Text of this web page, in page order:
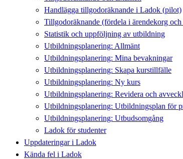
Handlägga tillgodoräknande i Ladok (pilot)
Tillgodoräknande (fördela i ärendekorg
Statistik och uppföljning av utbildning
Utbildningsplanering: Allmänt
Utbildningsplanering: Mina bevakningar
Utbildningsplanering: Skapa kurstillfälle
Utbildningsplanering: Ny kurs
Utbildningsplanering: Revidera och
Utbildningsplanering: Utbildningsplan för
Utbildningsplanering: Utbudsomgång
Ladok för studenter
Uppdateringar i Ladok
Kända fel i Ladok